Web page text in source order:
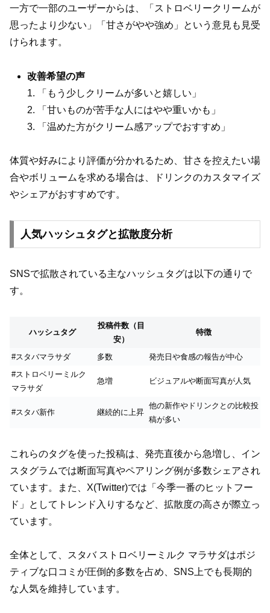
一方で一部のユーザーからは、「ストロベリークリームが
思ったより少ない」「甘さがやや強め」という意見も見受
けられます。
改善希望の声
1. 「もう少しクリームが多いと嬉しい」
2. 「甘いものが苦手な人にはやや重いかも」
3. 「温めた方がクリーム感アップでおすすめ」
体質や好みにより評価が分かれるため、甘さを控えたい場
合やボリュームを求める場合は、ドリンクのカスタマイズ
やシェアがおすすめです。
人気ハッシュタグと拡散度分析
SNSで拡散されている主なハッシュタグは以下の通りで
す。
ハッシュタグ
投稿件数（目
安）
特徴
#スタバマラサダ 多数
発売日や食感の報告が中心
#ストロベリーミルク
マラサダ
急増 ビジュアルや断面写真が人気
#スタバ新作 継続的に上昇
他の新作やドリンクとの比較投
稿が多い
これらのタグを使った投稿は、発売直後から急増し、イン
スタグラムでは断面写真やペアリング例が多数シェアされ
ています。また、X(Twitter)では「今季一番のヒットフー
ド」としてトレンド入りするなど、拡散度の高さが際立っ
ています。
全体として、スタバ ストロベリーミルク マラサダはポジ
ティブな口コミが圧倒的多数を占め、SNS上でも長期的
な人気を維持しています。